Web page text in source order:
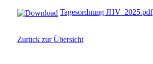
Tagesordnung JHV_2025.pdf
Zurück zur Übersicht